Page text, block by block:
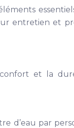
entretien et
confort et la
d’eau par